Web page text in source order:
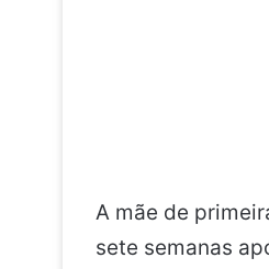
A mãe de
sete semanas